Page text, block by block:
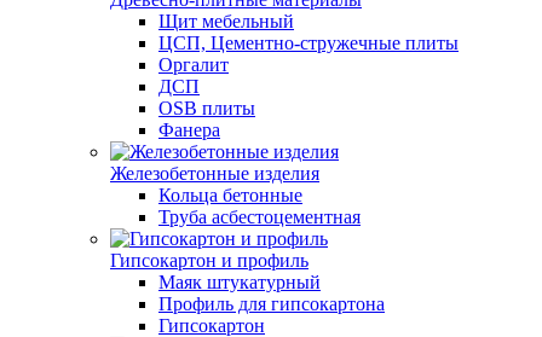
Щит мебельный
ЦСП, Цементно-стружечные плиты
Оргалит
ДСП
OSB плиты
Фанера
Железобетонные изделия
Кольца бетонные
Труба асбестоцементная
Гипсокартон и профиль
Маяк штукатурный
Профиль для гипсокартона
Гипсокартон